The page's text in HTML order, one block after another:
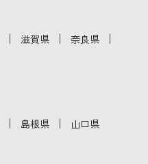
｜ 滋賀県 ｜ 奈良県 ｜
｜ 島根県 ｜ 山口県